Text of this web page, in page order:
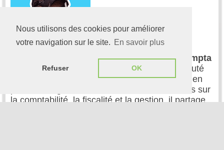
Nous utilisons des cookies pour améliorer
votre navigation sur le site. En savoir plus
Refuser OK
, fondateur et dirigeant de
Compta
, anime depuis 2003 la 1ère communauté
des métiers du Chiffre en France. Spécialiste en
presse en ligne et auteur de nombreux articles sur
la comptabilité, la fiscalité et la gestion, il partage